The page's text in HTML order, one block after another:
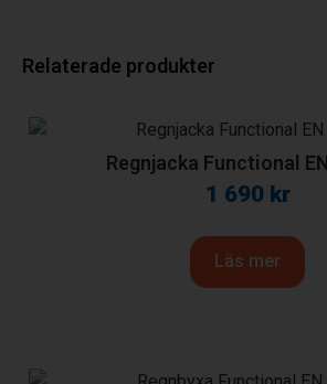
Relaterade produkter
Regnjacka Functional
1 690 kr
Läs mer